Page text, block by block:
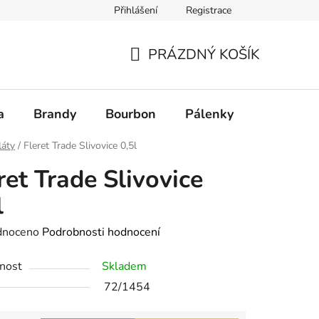
Přihlášení Registrace
KOŠÍK
PRÁZDNÝ KOŠÍK
Brandy Bourbon Pálenky
/ Fleret Trade Slivovice 0,5l
Trade Slivovice
Podrobnosti hodnocení
Skladem
72/1454